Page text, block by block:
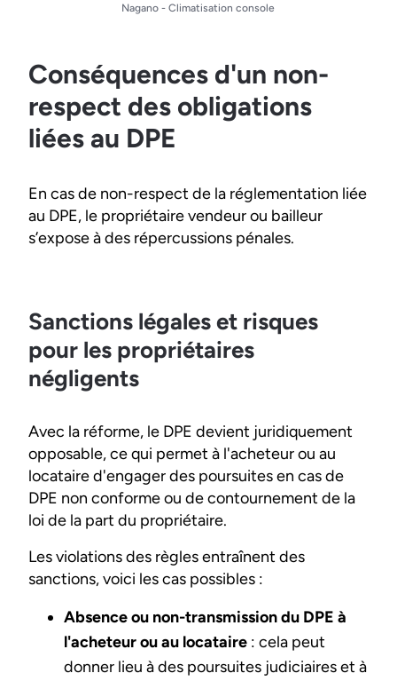
Nagano - Climatisation console
Conséquences d'un non-
respect des obligations
liées au DPE
En cas de non-respect de la réglementation liée
au DPE, le propriétaire vendeur ou bailleur
s’expose à des répercussions pénales.
Sanctions légales et risques
pour les propriétaires
négligents
Avec la réforme, le DPE devient juridiquement
opposable, ce qui permet à l'acheteur ou au
locataire d'engager des poursuites en cas de
DPE non conforme ou de contournement de la
loi de la part du propriétaire.
Les violations des règles entraînent des
sanctions, voici les cas possibles :
Absence ou non-transmission du DPE à
l'acheteur ou au locataire : cela peut
donner lieu à des poursuites judiciaires et à